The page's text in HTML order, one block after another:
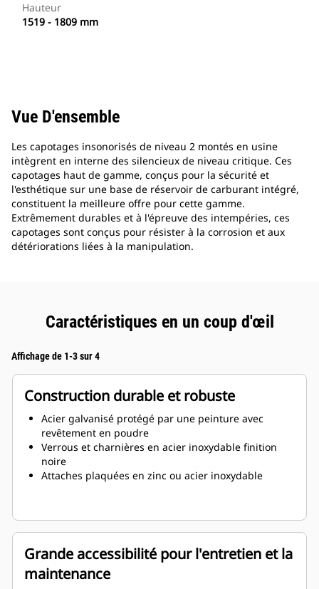
Hauteur
1519 - 1809 mm
Vue D'ensemble
Les capotages insonorisés de niveau 2 montés en usine
intègrent en interne des silencieux de niveau critique. Ces
capotages haut de gamme, conçus pour la sécurité et
l'esthétique sur une base de réservoir de carburant intégré,
constituent la meilleure offre pour cette gamme.
Extrêmement durables et à l'épreuve des intempéries, ces
capotages sont conçus pour résister à la corrosion et aux
détériorations liées à la manipulation.
Caractéristiques en un coup d'œil
Affichage de 1-3 sur 4
Construction durable et robuste
Acier galvanisé protégé par une peinture avec
revêtement en poudre
Verrous et charnières en acier inoxydable finition
noire
Attaches plaquées en zinc ou acier inoxydable
Grande accessibilité pour l'entretien et la
maintenance